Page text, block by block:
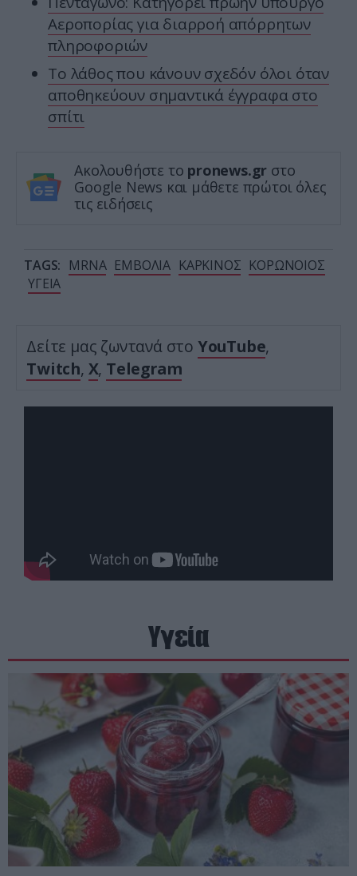
Αεροπορίας για διαρροή απόρρητων
πληροφοριών
Το λάθος που κάνουν σχεδόν όλοι όταν
αποθηκεύουν σημαντικά έγγραφα στο
σπίτι
Ακολουθήστε το pronews.gr στο
Google News και μάθετε πρώτοι όλες
τις ειδήσεις
TAGS: MRNA ΕΜΒΟΛΙΑ ΚΑΡΚΙΝΟΣ ΚΟΡΩΝΟΙΟΣ
ΥΓΕΙΑ
Δείτε μας ζωντανά στο YouTube,
Twitch, X, Telegram
Υγεία